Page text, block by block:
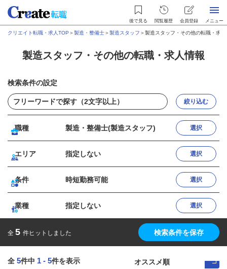
後で見る 閲覧履歴 会員登録 メニュー
クリエイト転職・求人TOP ＞製造・整備士＞製造スタッフ ＞製造スタッフ・その他の転職・求人
製造スタッフ・その他の転職・求人情報
検索条件の設定
絞り込む
職種 製造・整備士(製造スタッフ) 選択
エリア 指定しない 選択
条件 時短勤務可能 選択
業種 指定しない 選択
全 5 件ヒットしました 検索条件を保存
全 5件中 1 - 5件を表示